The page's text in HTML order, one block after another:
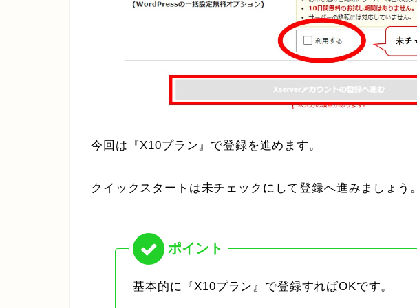
今回は『X10プラン』で登録を進めます。
クイックスタートは未チェックにして登録へ進みましょう。
基本的に『X10プラン』で登録すればOKです。